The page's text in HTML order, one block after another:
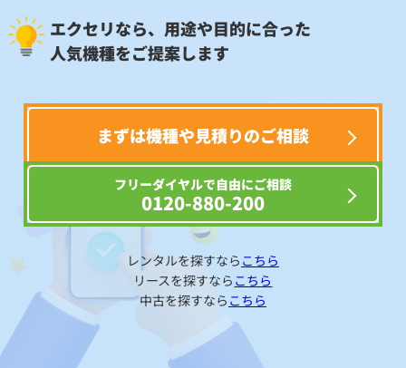
エクセリなら、用途や目的に合った
人気機種をご提案します
まずは機種や見積りのご相談
フリーダイヤルで自由にご相談
0120-880-200
レンタルを探すなら こちら
リースを探すなら こちら
中古を探すなら こちら